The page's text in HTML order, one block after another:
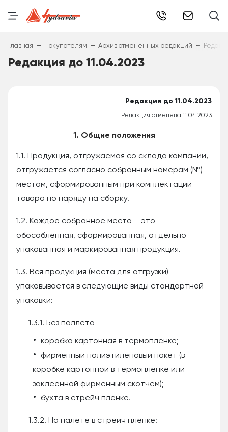
Главная – Покупателям – Архив отмененных редакций –
Редакция до 11.04.2023
Редакция до 11.04.2023
Редакция отменена 11.04.2023
1. Общие положения
1.1. Продукция, отгружаемая со склада компании,
отгружается согласно собранным номерам (№)
местам, сформированным при комплектации
товара по наряду на сборку.
1.2. Каждое собранное место – это
обособленная, сформированная, отдельно
упакованная и маркированная продукция.
1.3. Вся продукция (места для отгрузки)
упаковывается в следующие виды стандартной
упаковки:
1.3.1. Без паллета
коробка картонная в термопленке;
фирменный полиэтиленовый пакет (в
коробке картонной в термопленке или
заклеенной фирменным скотчем);
бухта в стрейч пленке.
1.3.2. На палете в стрейч пленке: